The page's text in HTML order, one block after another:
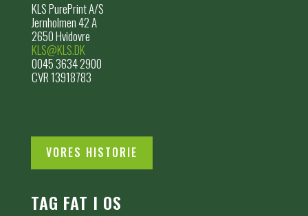
KLS PurePrint A/S
Jernholmen 42 A
2650 Hvidovre
KLS@KLS.DK
0045 3634 2900
CVR 13918783
VORES HISTORIE
TAG FAT I OS